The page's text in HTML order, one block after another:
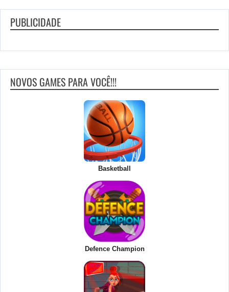
PUBLICIDADE
NOVOS GAMES PARA VOCÊ!!!
Basketball
Defence Champion